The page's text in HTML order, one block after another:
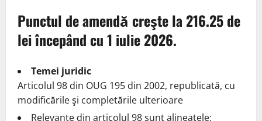
Punctul de amendă creşte la 216.25 de
lei începând cu 1 iulie 2026.
Temei juridic
Articolul 98 din OUG 195 din 2002, republicată, cu
modificările şi completările ulterioare
Relevante din articolul 98 sunt alineatele: